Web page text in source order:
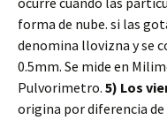
forma de nube. si las
denomina llovizna y se
0.5mm. Se mide en
Pulvorimetro. 5) Los
origina por diferencia